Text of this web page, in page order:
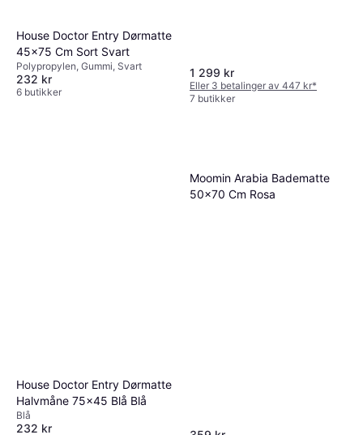
House Doctor Entry Dørmatte
45x75 Cm Sort Svart
Polypropylen, Gummi, Svart
232 kr
6 butikker
1 299 kr
Eller 3 betalinger av 447 kr*
7 butikker
House Doctor Entry Dørmatte
Halvmåne 75x45 Blå Blå
Blå
232 kr
Moomin Arabia Badematte
50x70 Cm Rosa